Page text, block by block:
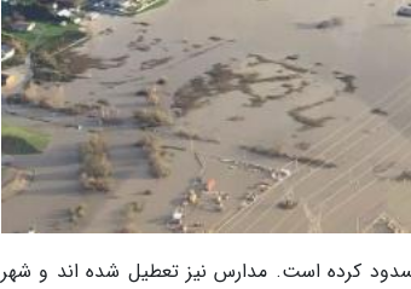
مسدود کرده است. مدارس نیز تعطیل شده اند و شهر